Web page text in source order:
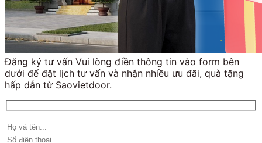
Đăng ký tư vấn Vui lòng điền thông tin vào form bên
dưới để đặt lịch tư vấn và nhận nhiều ưu đãi, quà tặng
hấp dẫn từ Saovietdoor.